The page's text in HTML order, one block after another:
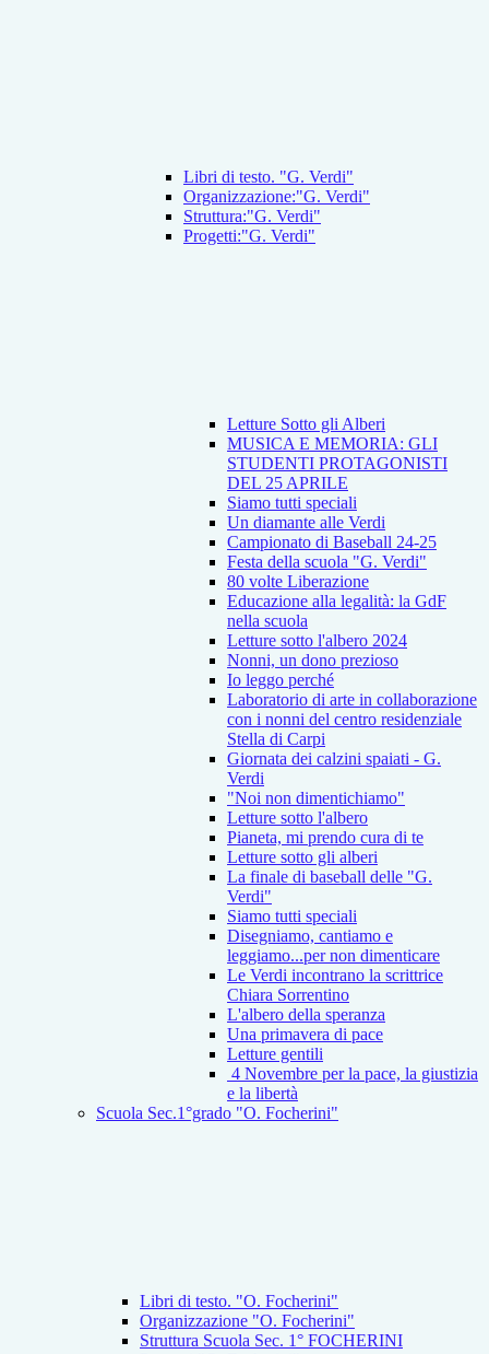
Libri di testo. "G. Verdi"
Organizzazione:"G. Verdi"
Struttura:"G. Verdi"
Progetti:"G. Verdi"
Letture Sotto gli Alberi
MUSICA E MEMORIA: GLI
STUDENTI PROTAGONISTI
DEL 25 APRILE
Siamo tutti speciali
Un diamante alle Verdi
Campionato di Baseball 24-25
Festa della scuola "G. Verdi"
80 volte Liberazione
Educazione alla legalità: la GdF
nella scuola
Letture sotto l'albero 2024
Nonni, un dono prezioso
Io leggo perché
Laboratorio di arte in collaborazione
con i nonni del centro residenziale
Stella di Carpi
Giornata dei calzini spaiati - G.
Verdi
"Noi non dimentichiamo"
Letture sotto l'albero
Pianeta, mi prendo cura di te
Letture sotto gli alberi
La finale di baseball delle "G.
Verdi"
Siamo tutti speciali
Disegniamo, cantiamo e
leggiamo...per non dimenticare
Le Verdi incontrano la scrittrice
Chiara Sorrentino
L'albero della speranza
Una primavera di pace
Letture gentili
4 Novembre per la pace, la giustizia
e la libertà
Scuola Sec.1°grado "O. Focherini"
Libri di testo. "O. Focherini"
Organizzazione "O. Focherini"
Struttura Scuola Sec. 1° FOCHERINI